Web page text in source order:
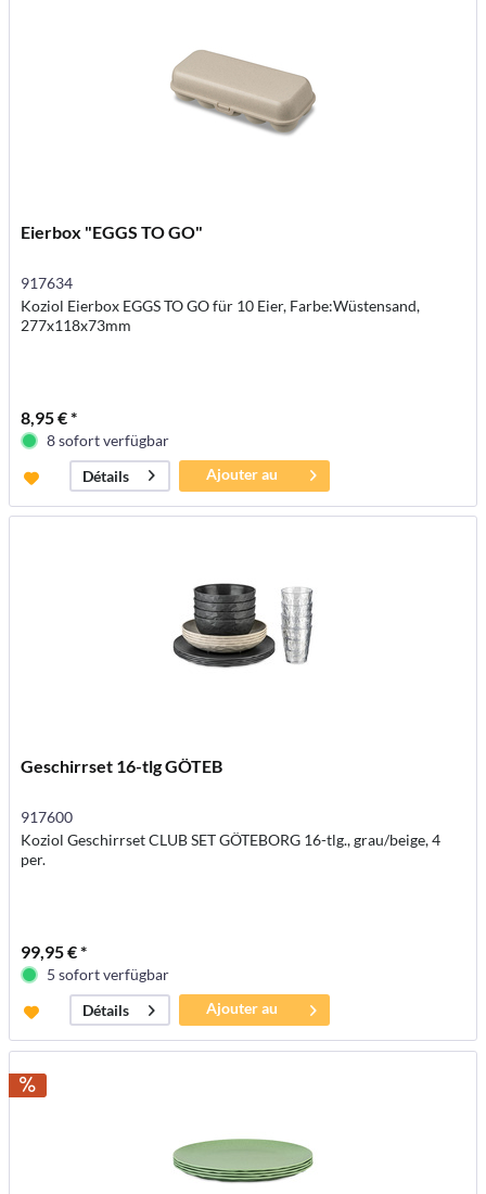
Eierbox "EGGS TO GO"
917634
Koziol Eierbox EGGS TO GO für 10 Eier, Farbe:Wüstensand,
277x118x73mm
8,95 € *
8 sofort verfügbar
Détails
Ajouter au
panier
Geschirrset 16-tlg GÖTEB
917600
Koziol Geschirrset CLUB SET GÖTEBORG 16-tlg., grau/beige, 4
per.
99,95 € *
5 sofort verfügbar
Détails
Ajouter au
panier